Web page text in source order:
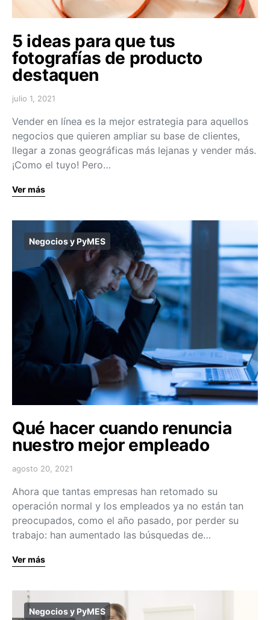
5 ideas para que tus
fotografías de producto
destaquen
julio 1, 2021
Vender en línea es la mejor estrategia para aquellos
negocios que quieren ampliar su base de clientes,
llegar a zonas geográficas más lejanas y vender más.
¡Como el tuyo! Pero…
Ver más
Negocios y PyMES
Qué hacer cuando renuncia
nuestro mejor empleado
agosto 20, 2021
Ahora que tantas empresas han retomado su
operación normal y los empleados ya no están tan
preocupados, como el año pasado, por perder su
trabajo: han aumentado las búsquedas de…
Ver más
Negocios y PyMES